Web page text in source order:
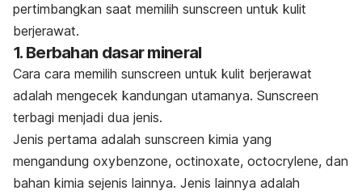
pertimbangkan saat memilih sunscreen untuk kulit
berjerawat.
1. Berbahan dasar mineral
Cara cara memilih sunscreen untuk kulit berjerawat
adalah mengecek kandungan utamanya. Sunscreen
terbagi menjadi dua jenis.
Jenis pertama adalah sunscreen kimia yang
mengandung oxybenzone, octinoxate, octocrylene, dan
bahan kimia sejenis lainnya. Jenis lainnya adalah